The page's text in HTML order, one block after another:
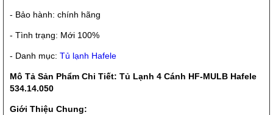
- Bảo hành: chính hãng
- Tình trạng: Mới 100%
- Danh mục: Tủ lạnh Hafele
Mô Tả Sản Phẩm Chi Tiết: Tủ Lạnh 4 Cánh HF-MULB Hafele
534.14.050
Giới Thiệu Chung: